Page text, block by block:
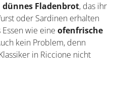
Spezialitäten aus dem
zu Gnocchi, Pasta oder
Ebenfalls ein Klassiker der